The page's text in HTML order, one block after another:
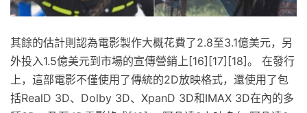
其餘的估計則認為電影製作大概花費了2.8至3.1億美元，另
外投入1.5億美元到市場的宣傳營銷上[16][17][18]。 在發行
上，這部電影不僅使用了傳統的2D放映格式，還使用了包
括RealD 3D、Dolby 3D、XpanD 3D和IMAX 3D在內的多